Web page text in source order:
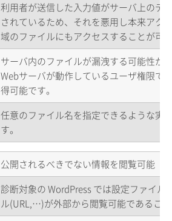
利用者が送信した入力値がサーバ上のデ
されているため、それを悪用し本来アク
域のファイルにもアクセスすることが可
サーバ内のファイルが漏洩する可能性が
Webサーバが動作しているユーザ権限で
得可能です。
任意のファイル名を指定できるような実
す。
公開されるべきでない情報を閲覧可能（
診断対象の WordPress では設定ファイ
ル(URL,…)が外部から閲覧可能であるこ